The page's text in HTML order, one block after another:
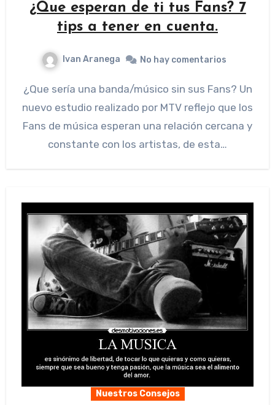
¿Que esperan de ti tus Fans? 7
tips a tener en cuenta.
Ivan Aranega No hay comentarios
¿Que sería una banda/músico sin sus Fans? Un
nuevo estudio realizado por MTV reflejo que los
Fans de música esperan una relación cercana y
constante con los artistas, de esta…
Nuestros Consejos